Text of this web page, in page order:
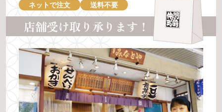
ネットで注文 送料不要
店舗受け取り承ります！